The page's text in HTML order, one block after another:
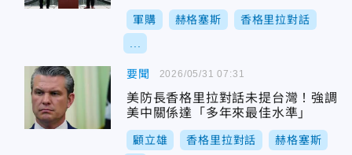
軍購 赫格塞斯 香格里拉對話
要聞
美防長香格里拉對話未提台灣！強調
美中關係達「多年來最佳水準」
顧立雄 香格里拉對話 赫格塞斯
2026/05/31 07:31